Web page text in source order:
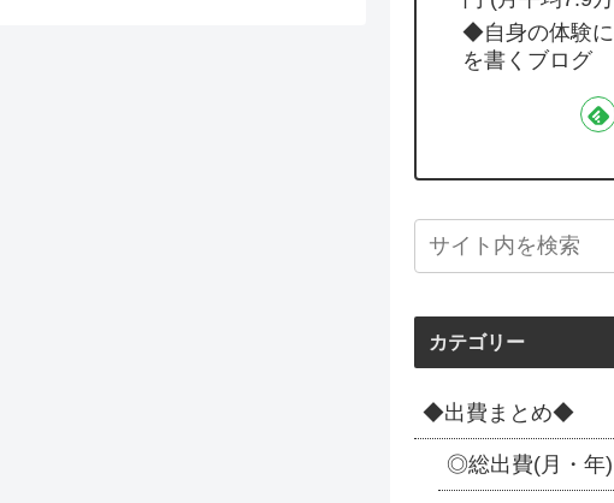
◆自身の体験
を書くブログ
カテゴリー
◆出費まとめ◆
◎総出費(月・年)